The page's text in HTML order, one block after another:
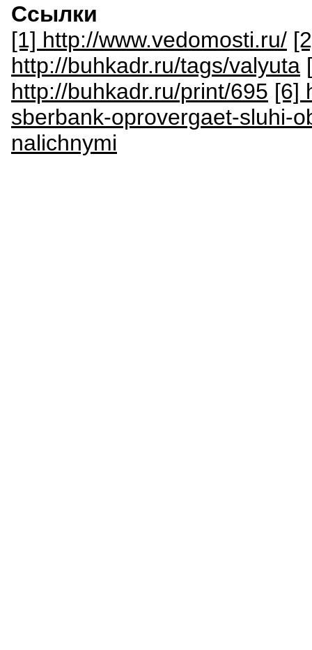
Ссылки
[1] http://www.vedomosti.ru/
http://buhkadr.ru/tags/valyuta
http://buhkadr.ru/print/695 [6]
sberbank-oprovergaet-sluhi-
nalichnymi